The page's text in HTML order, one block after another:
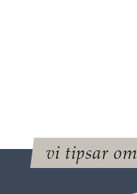
vi tipsar om